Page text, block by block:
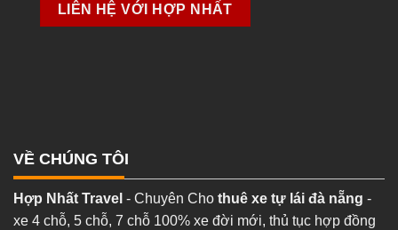
LIÊN HỆ VỚI HỢP NHẤT
VỀ CHÚNG TÔI
Hợp Nhất Travel - Chuyên Cho thuê xe tự lái đà nẵng -
xe 4 chỗ, 5 chỗ, 7 chỗ 100% xe đời mới, thủ tục hợp đồng